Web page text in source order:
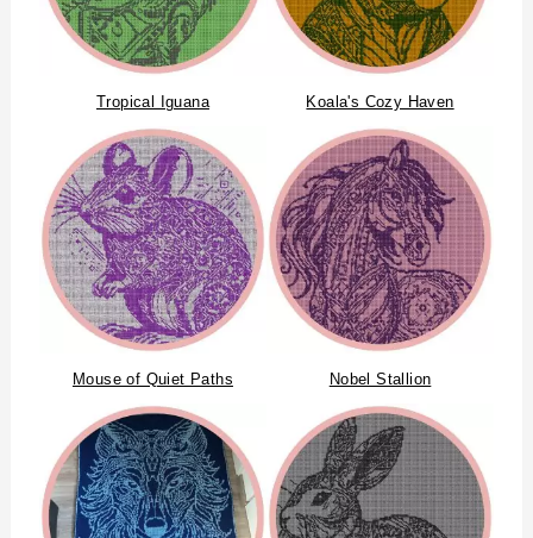
Tropical Iguana Koala's Cozy Haven
Mouse of Quiet Paths Nobel Stallion